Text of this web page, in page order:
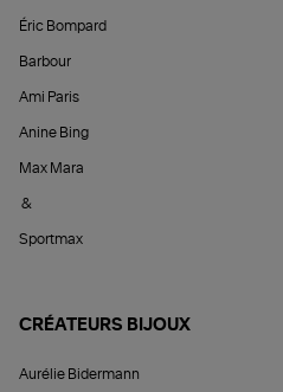
Éric Bompard
Barbour
Ami Paris
Anine Bing
Max Mara
&
Sportmax
CRÉATEURS BIJOUX
Aurélie Bidermann